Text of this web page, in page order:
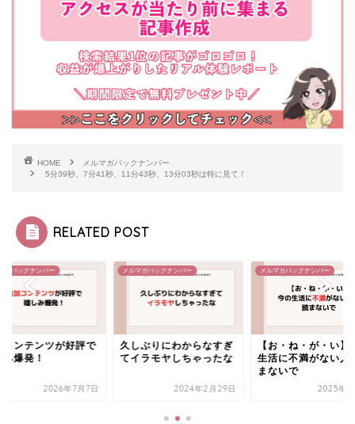
HOME
メルマガバックナンバー
5分39秒、7分41秒、11分43秒、13分03秒は特に見て！
RELATED POST
ンバー
ンツが好評で
！
2026年7月7日
メルマガバックナンバー
久しぶりにわからなすぎ
てイラモヤしちゃったな
2024年2月29日
メルマガバックナンバー
【お・ね・が・い】今の
生活に不満がない人は読
まないで
2025年6月8日